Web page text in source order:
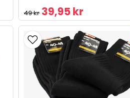
49 kr 39,95 kr